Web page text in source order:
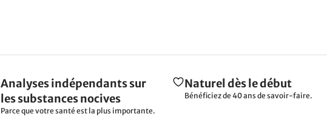
Analyses indépendants sur
les substances nocives
Parce que votre santé est la plus importante.
Naturel dès le début
Bénéficiez de 40 ans de savoir-faire.